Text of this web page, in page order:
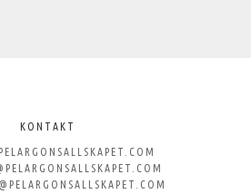
KONTAKT